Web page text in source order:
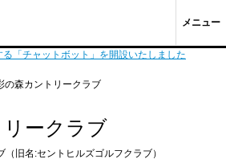
メニュー
「チャットボット」を開設いたしました
の森カントリークラブ
ークラブ
旧名:セントヒルズゴルフクラブ）